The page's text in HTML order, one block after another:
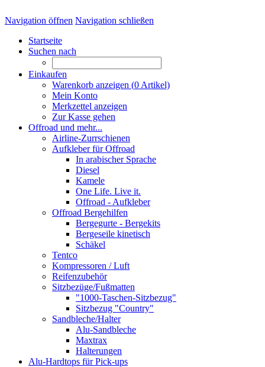
Navigation öffnen Navigation schließen
Startseite
Suchen nach
Einkaufen
Warenkorb anzeigen (0 Artikel)
Mein Konto
Merkzettel anzeigen
Zur Kasse gehen
Offroad und mehr...
Airline-Zurrschienen
Aufkleber für Offroad
In arabischer Sprache
Diesel
Kamele
One Life. Live it.
Offroad - Aufkleber
Offroad Bergehilfen
Bergegurte - Bergekits
Bergeseile kinetisch
Schäkel
Tentco
Kompressoren / Luft
Reifenzubehör
Sitzbezüge/Fußmatten
"1000-Taschen-Sitzbezug"
Sitzbezug "Country"
Sandbleche/Halter
Alu-Sandbleche
Maxtrax
Halterungen
Alu-Hardtops für Pick-ups